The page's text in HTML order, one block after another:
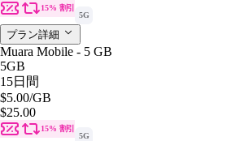
15% 割引
5G
プラン詳細
Muara Mobile - 5 GB
5GB
15日間
$5.00/GB
$25.00
15% 割引
5G